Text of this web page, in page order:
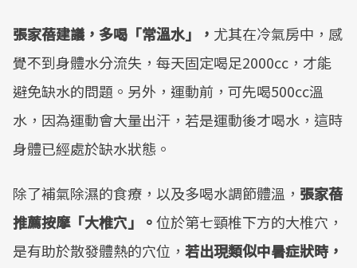
張家蓓建議，多喝「常溫水」， 尤其在冷氣房中，感
覺不到身體水分流失，每天固定喝足2000cc，才能
避免缺水的問題。另外，運動前，可先喝500cc溫
水，因為運動會大量出汗，若是運動後才喝水，這時
身體已經處於缺水狀態。
除了補氣除濕的食療，以及多喝水調節體溫， 張家蓓
推薦按摩「大椎穴」。位於第七頸椎下方的大椎穴，
是有助於散發體熱的穴位， 若出現類似中暑症狀時，